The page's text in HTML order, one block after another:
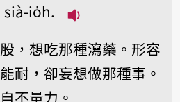
io̍h.
，想吃那種瀉藥。形容
耐，卻妄想做那種事。
不量力。